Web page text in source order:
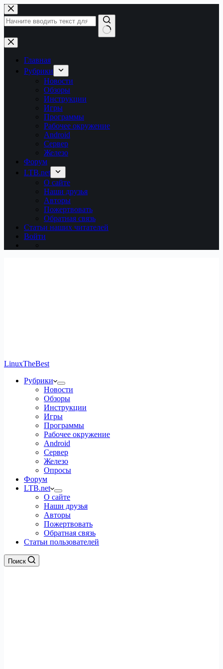
Перейти
к
сути
Ничего
не
найденоГлавная
Рубрики
Новости
Обзоры
Инструкции
Игры
Программы
Рабочее окружение
Android
Сервер
Железо
Форум
LTB.net
О сайте
Наши друзья
Авторы
Пожертвовать
Обратная связь
Статьи наших читателей
Войти
LinuxTheBest
Рубрики
Новости
Обзоры
Инструкции
Игры
Программы
Рабочее окружение
Android
Сервер
Железо
Опросы
Форум
LTB.net
О сайте
Наши друзья
Авторы
Пожертвовать
Обратная связь
Статьи пользователей
Поиск